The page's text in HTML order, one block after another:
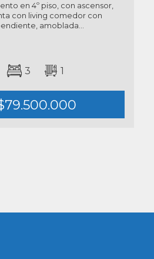
en 4º piso, con ascensor,
con living comedor con
amoblada...
3 1